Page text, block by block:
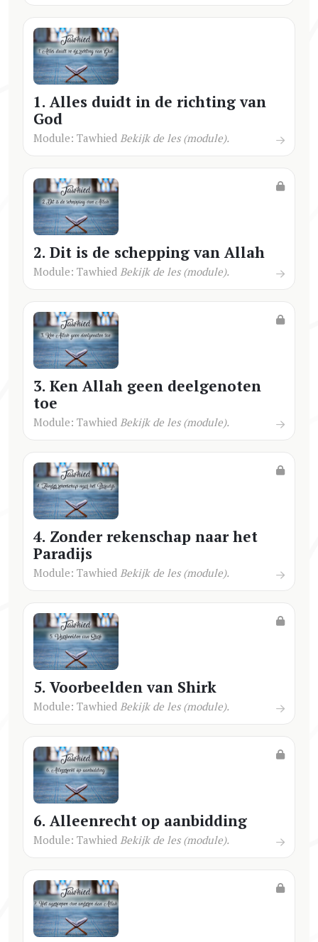
1. Alles duidt in de richting van
God
Module: Tawhied Bekijk de les (module).
2. Dit is de schepping van Allah
Module: Tawhied Bekijk de les (module).
3. Ken Allah geen deelgenoten
toe
Module: Tawhied Bekijk de les (module).
4. Zonder rekenschap naar het
Paradijs
Module: Tawhied Bekijk de les (module).
5. Voorbeelden van Shirk
Module: Tawhied Bekijk de les (module).
6. Alleenrecht op aanbidding
Module: Tawhied Bekijk de les (module).